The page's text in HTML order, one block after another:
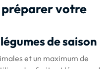
votre
de saison
et un maximum de